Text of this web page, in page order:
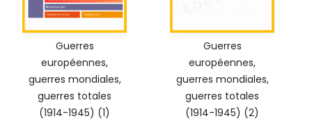
Guerres
européennes,
guerres mondiales,
guerres totales
(1914-1945) (1)
Guerres
européennes,
guerres mondiales,
guerres totales
(1914-1945) (2)